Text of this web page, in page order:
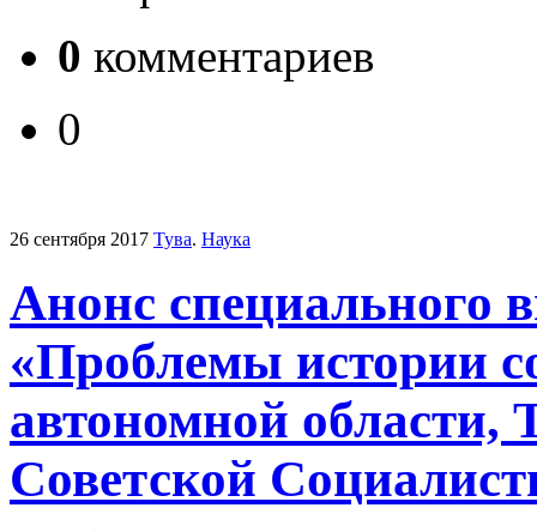
0 комментариев
0
26 сентября 2017 Тува. Наука
Анонс специального
«Проблемы истории
автономной области,
Советской